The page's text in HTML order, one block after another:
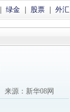
绿金 股票 外汇
来源：新华08网